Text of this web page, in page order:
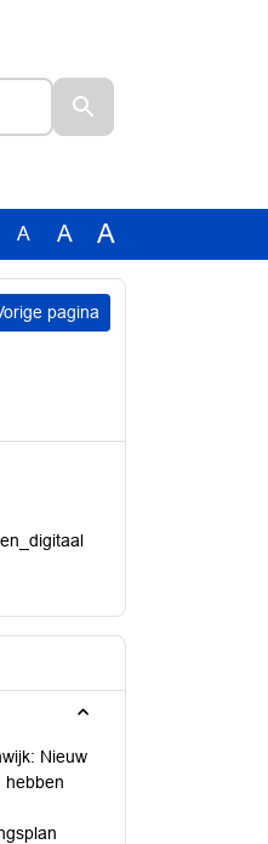
A A A
pagina
Nieuw
hebben